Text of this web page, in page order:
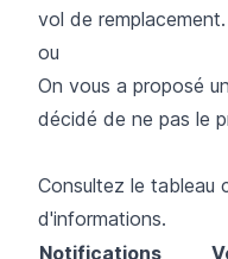
vol de remplacement.
ou
On vous a proposé
décidé de ne pas le
Consultez le tableau
d'informations.
Notifications